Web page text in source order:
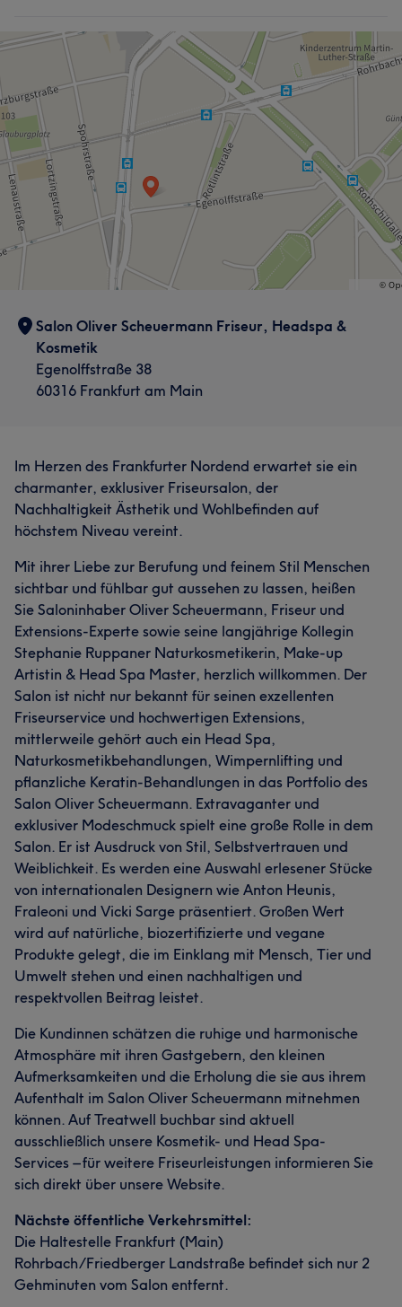
Salon Oliver Scheuermann Friseur, Headspa &
Kosmetik
Egenolffstraße 38
60316 Frankfurt am Main
Im Herzen des Frankfurter Nordend erwartet sie ein
charmanter, exklusiver Friseursalon, der
Nachhaltigkeit Ästhetik und Wohlbefinden auf
höchstem Niveau vereint.
Mit ihrer Liebe zur Berufung und feinem Stil Menschen
sichtbar und fühlbar gut aussehen zu lassen, heißen
Sie Saloninhaber Oliver Scheuermann, Friseur und
Extensions-Experte sowie seine langjährige Kollegin
Stephanie Ruppaner Naturkosmetikerin, Make-up
Artistin & Head Spa Master, herzlich willkommen. Der
Salon ist nicht nur bekannt für seinen exzellenten
Friseurservice und hochwertigen Extensions,
mittlerweile gehört auch ein Head Spa,
Naturkosmetikbehandlungen, Wimpernlifting und
pflanzliche Keratin-Behandlungen in das Portfolio des
Salon Oliver Scheuermann. Extravaganter und
exklusiver Modeschmuck spielt eine große Rolle in dem
Salon. Er ist Ausdruck von Stil, Selbstvertrauen und
Weiblichkeit. Es werden eine Auswahl erlesener Stücke
von internationalen Designern wie Anton Heunis,
Fraleoni und Vicki Sarge präsentiert. Großen Wert
wird auf natürliche, biozertifizierte und vegane
Produkte gelegt, die im Einklang mit Mensch, Tier und
Umwelt stehen und einen nachhaltigen und
respektvollen Beitrag leistet.
Die Kundinnen schätzen die ruhige und harmonische
Atmosphäre mit ihren Gastgebern, den kleinen
Aufmerksamkeiten und die Erholung die sie aus ihrem
Aufenthalt im Salon Oliver Scheuermann mitnehmen
können. Auf Treatwell buchbar sind aktuell
ausschließlich unsere Kosmetik- und Head Spa-
Services – für weitere Friseurleistungen informieren Sie
sich direkt über unsere Website.
Nächste öffentliche Verkehrsmittel:
Die Haltestelle Frankfurt (Main)
Rohrbach/Friedberger Landstraße befindet sich nur 2
Gehminuten vom Salon entfernt.